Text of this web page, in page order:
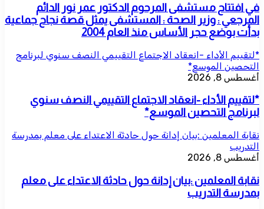
في افتتاح مستشفى المرحوم الدكتور عمر نور الدائم
المرجعي : وزير الصحة : المستشفى يمثل قصة نجاح جماعية
بدأت بوضع حجر الأساس منذ العام 2004
*لتقييم الأداء -انعقاد الاجتماع التقييمي النصف سنوي لبرنامج
التحصين الموسع*
أغسطس 8, 2026
*لتقييم الأداء -انعقاد الاجتماع التقييمي النصف سنوي
لبرنامج التحصين الموسع*
نقابة المعلمين :بيان إدانة حول حادثة الاعتداء على معلم بمدرسة
التدريب
أغسطس 8, 2026
نقابة المعلمين :بيان إدانة حول حادثة الاعتداء على معلم
بمدرسة التدريب